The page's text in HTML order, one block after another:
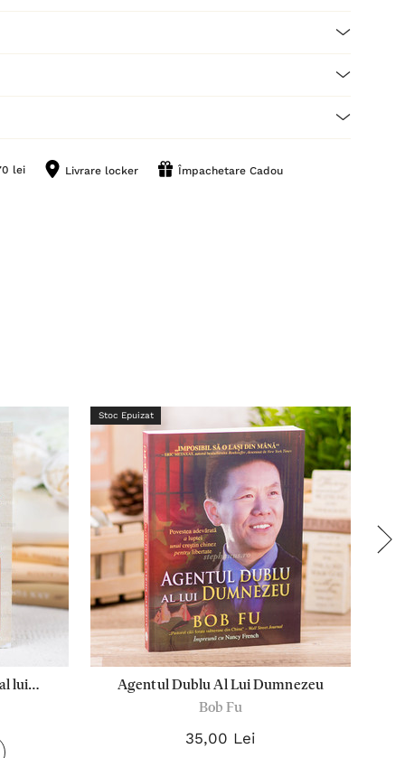
lei Livrare locker Împachetare Cadou
lui
Stoc Epuizat
Agentul Dublu Al Lui Dumnezeu
Bob Fu
35,00 Lei